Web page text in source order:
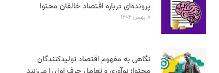
پرونده‌ای درباره اقتصاد خالقان محتوا
۸ بهمن ۱۴۰۴
نگاهی به مفهوم اقتصاد تولیدکنندگان